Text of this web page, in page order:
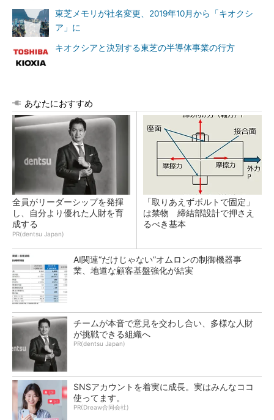
東芝メモリが社名変更、2019年10月から「キオクシ
ア」に
キオクシアと決別する東芝の半導体事業の行方
あなたにおすすめ
全員がリーダーシップを発揮
し、自分より優れた人財を育
成する
PR(dentsu Japan)
「取りあえずボルトで固定」
は禁物 締結部設計で押さえ
るべき基本
AI関連“だけじゃない”オムロンの制御機器事
業、地道な顧客基盤強化が結実
チームが本音で意見を交わし合い、多様な人財
が挑戦できる組織へ
PR(dentsu Japan)
SNSアカウントを着実に成長。実はみんなココ
使ってます。
PR(Dreaw合同会社)